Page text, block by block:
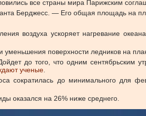
все страны мира Парижским
Берджесс. — Его общая площадь на
воздуха ускоряет нагревание
поверхности ледников на
до того, что одним сентябрьским
ученые
сократилась до минимального для
оказался на 26% ниже среднего.